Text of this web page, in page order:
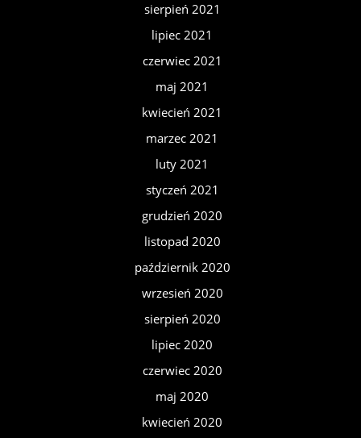
sierpień 2021
lipiec 2021
czerwiec 2021
maj 2021
kwiecień 2021
marzec 2021
luty 2021
styczeń 2021
grudzień 2020
listopad 2020
październik 2020
wrzesień 2020
sierpień 2020
lipiec 2020
czerwiec 2020
maj 2020
kwiecień 2020